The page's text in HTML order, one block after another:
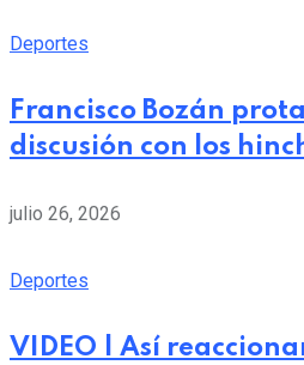
Deportes
Francisco Bozán
discusión con los
julio 26, 2026
Deportes
VIDEO | Así